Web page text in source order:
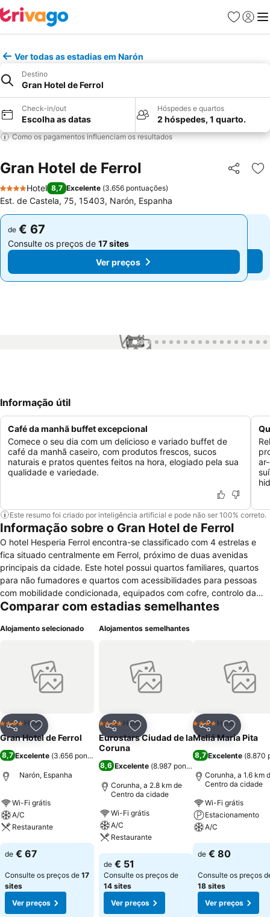
Favoritos
Iniciar
Ver todas as estadias em Narón
Destino
Gran Hotel de Ferrol
Check-in/out
Escolha as datas
Hóspedes e quartos
2 hóspedes, 1 quarto.
Como os pagamentos influenciam os resultados
Gran Hotel de Ferrol Partilhar
4 Estrelas
Hotel 8,7 Excelente (3.656 pontuações)
Est. de Castela, 75, 15403, Narón, Espanha
de € 67
Consulte os preços de 17 sites
Ver preços
de € 67
Consulte os preços de 17 sites
Ver preços
1 / 99
Informação útil
Café da manhã buffet excepcional
Comece o seu dia com um delicioso e variado buffet de
café da manhã caseiro, com produtos frescos, sucos
naturais e pratos quentes feitos na hora, elogiado pela sua
qualidade e variedade.
Este resumo foi criado por inteligência artificial e pode não ser 100% correto.
Informação sobre o Gran Hotel de Ferrol
O hotel Hesperia Ferrol encontra-se classificado com 4 estrelas e
fica situado centralmente em Ferrol, próximo de duas avenidas
principais da cidade. Este hotel possui quartos familiares, quartos
para não fumadores e quartos com acessibilidades para pessoas
com mobilidade condicionada, equipados com cofre, controlo da
temperatura, secretária, casa de banho com banheira e secador de
com vistas para o exterior. A nível de serviços gerais este hotel
gratuita e estacionamento público. O hotel conta ainda com
restaurante, num salão com música ambiente. Para o hóspede que
viaja em negócios existem comodidades de reuniões/banquetes e
Comparar com estadias semelhantes
Alojamento selecionado
PartilharAdicionar aos favoritos
4 EstrelasHotel
Gran Hotel de Ferrol
8,7 Excelente (3.656 pontuações
Narón, Espanha
Wi-Fi grátis
A/C
Restaurante
Ver preços
de € 67
Consulte os preços de 17
sites
Ver preços
Alojamentos semelhantes
PartilharAdicionar aos favoritos
4 EstrelasHotel
Eurostars Ciudad de la
Coruna
8,6 Excelente (8.987 pontuações
Corunha, a 2.8 km de
Centro da cidade
Wi-Fi grátis
A/C
Restaurante
Ver preços
de € 51
Consulte os preços de
14 sites
Ver preços
Partilhar
4 EstrelasHotel
Meliá Maria Pita
8,7 Excelente (8.870
Corunha, a 1.6 km
Centro da cidade
Wi-Fi grátis
Estacionamento
A/C
Ver preços
de € 80
Consulte os preços
18 sites
Ver preços